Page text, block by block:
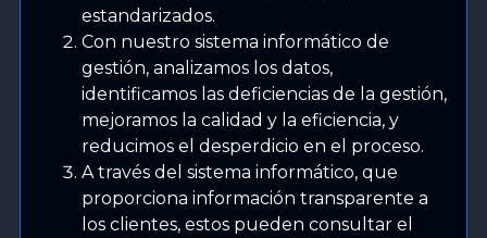
estandarizados.
Con nuestro sistema informático de
gestión, analizamos los datos,
identificamos las deficiencias de la gestión,
mejoramos la calidad y la eficiencia, y
reducimos el desperdicio en el proceso.
A través del sistema informático, que
proporciona información transparente a
los clientes, estos pueden consultar el